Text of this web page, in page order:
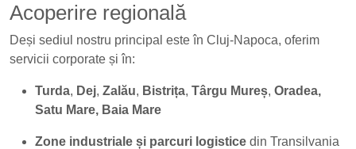
Acoperire regională
Deși sediul nostru principal este în Cluj-Napoca, oferim
servicii corporate și în:
Turda, Dej, Zalău, Bistrița, Târgu Mureș, Oradea,
Satu Mare, Baia Mare
Zone industriale și parcuri logistice din Transilvania